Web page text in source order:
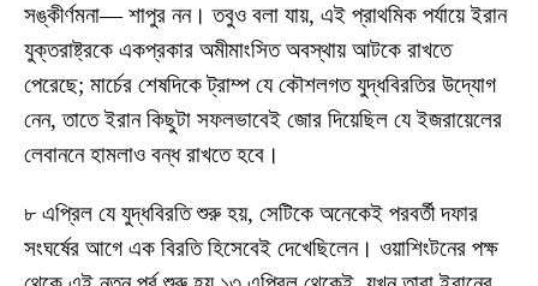
সঙ্কীর্ণমনা— শাপুর নন। তবুও বলা যায়, এই প্রাথমিক পর্যায়ে ইরান
যুক্তরাষ্ট্রকে একপ্রকার অমীমাংসিত অবস্থায় আটকে রাখতে
পেরেছে; মার্চের শেষদিকে ট্রাম্প যে কৌশলগত যুদ্ধবিরতির উদ্যোগ
নেন, তাতে ইরান কিছুটা সফলভাবেই জোর দিয়েছিল যে ইজরায়েলের
লেবাননে হামলাও বন্ধ রাখতে হবে।
৮ এপ্রিল যে যুদ্ধবিরতি শুরু হয়, সেটিকে অনেকেই পরবর্তী দফার
সংঘর্ষের আগে এক বিরতি হিসেবেই দেখেছিলেন। ওয়াশিংটনের পক্ষ